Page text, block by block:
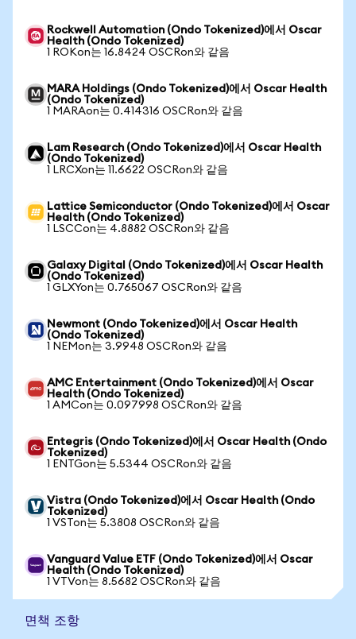
Rockwell Automation (Ondo Tokenized)에서 Oscar
Health (Ondo Tokenized)
1 ROKon는 16.8424 OSCRon와 같음
MARA Holdings (Ondo Tokenized)에서 Oscar Health
(Ondo Tokenized)
1 MARAon는 0.414316 OSCRon와 같음
Lam Research (Ondo Tokenized)에서 Oscar Health
(Ondo Tokenized)
1 LRCXon는 11.6622 OSCRon와 같음
Lattice Semiconductor (Ondo Tokenized)에서 Oscar
Health (Ondo Tokenized)
1 LSCCon는 4.8882 OSCRon와 같음
Galaxy Digital (Ondo Tokenized)에서 Oscar Health
(Ondo Tokenized)
1 GLXYon는 0.765067 OSCRon와 같음
Newmont (Ondo Tokenized)에서 Oscar Health
(Ondo Tokenized)
1 NEMon는 3.9948 OSCRon와 같음
AMC Entertainment (Ondo Tokenized)에서 Oscar
Health (Ondo Tokenized)
1 AMCon는 0.097998 OSCRon와 같음
Entegris (Ondo Tokenized)에서 Oscar Health (Ondo
Tokenized)
1 ENTGon는 5.5344 OSCRon와 같음
Vistra (Ondo Tokenized)에서 Oscar Health (Ondo
Tokenized)
1 VSTon는 5.3808 OSCRon와 같음
Vanguard Value ETF (Ondo Tokenized)에서 Oscar
Health (Ondo Tokenized)
1 VTVon는 8.5682 OSCRon와 같음
면책 조항